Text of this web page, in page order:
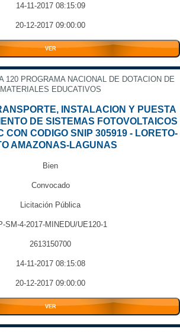
14-11-2017 08:15:09
20-12-2017 09:00:00
VER
120 PROGRAMA NACIONAL DE DOTACION DE
MATERIALES EDUCATIVOS
INSTALACION Y PUESTA
DE SISTEMAS FOTOVOLTAICOS
CON CODIGO SNIP 305919 - LORETO-
AMAZONAS-LAGUNAS
Bien
Convocado
Licitación Pública
SM-4-2017-MINEDU/UE120-1
2613150700
14-11-2017 08:15:08
20-12-2017 09:00:00
VER